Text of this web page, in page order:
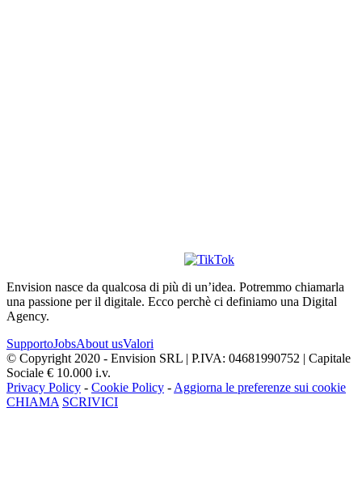
Envision nasce da qualcosa di più di un’idea. Potremmo chiamarla
una passione per il digitale. Ecco perchè ci definiamo una Digital
Agency.
SupportoJobsAbout usValori
© Copyright 2020 - Envision SRL | P.IVA: 04681990752 | Capitale
Sociale € 10.000 i.v.
Privacy Policy - Cookie Policy - Aggiorna le preferenze sui cookie
CHIAMA SCRIVICI